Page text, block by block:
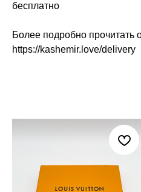
бесплатно
Более подробно прочитать
https://kashemir.love/delivery